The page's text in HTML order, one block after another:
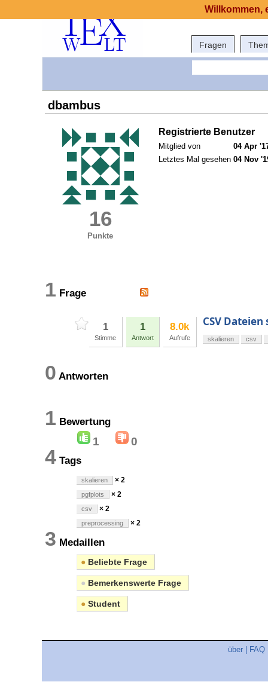
Fragen
dbambus
16
Punkte
Registrierte Benutzer
Mitglied von
04 Apr
Letztes Mal gesehen 04 Nov
1 Frage
1
Stimme
1
Antwort
8.0k
Aufrufe
CSV
skalieren csv
0 Antworten
1 Bewertung
1 0
4 Tags
skalieren × 2
pgfplots × 2
csv × 2
preprocessing × 2
3 Medaillen
● Beliebte Frage
● Bemerkenswerte Frage
● Student
über FAQ
Willkommen,